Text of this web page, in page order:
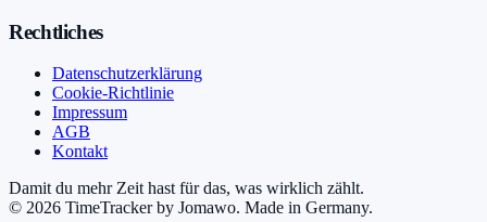
Rechtliches
Datenschutzerklärung
Cookie-Richtlinie
Impressum
AGB
Kontakt
Damit du mehr Zeit hast für das, was wirklich zählt.
© 2026 TimeTracker by Jomawo. Made in Germany.